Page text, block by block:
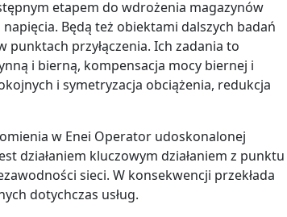
etapem do wdrożenia magazynów
Będą też obiektami dalszych badań
punktach przyłączenia. Ich zadania to
i bierną, kompensacja mocy biernej i
i symetryzacja obciążenia, redukcja
w Enei Operator udoskonalonej
działaniem kluczowym działaniem z punktu
sieci. W konsekwencji przekłada
dotychczas usług.